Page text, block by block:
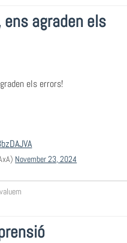
agraden els
els errors!
November 23, 2024